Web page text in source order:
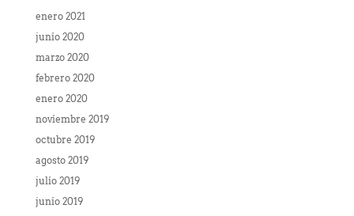
enero 2021
junio 2020
marzo 2020
febrero 2020
enero 2020
noviembre 2019
octubre 2019
agosto 2019
julio 2019
junio 2019